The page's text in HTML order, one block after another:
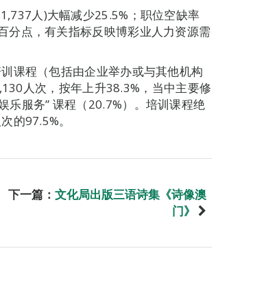
人)大幅减少25.5%；职位空缺率
分点，有关指标反映博彩业人力资源需
课程（包括由企业举办或与其他机构
人次，按年上升38.3%，当中主要修
乐服务” 课程（20.7%）。培训课程绝
的97.5%。
下一篇： 文化局出版三语诗集《诗像澳
门》